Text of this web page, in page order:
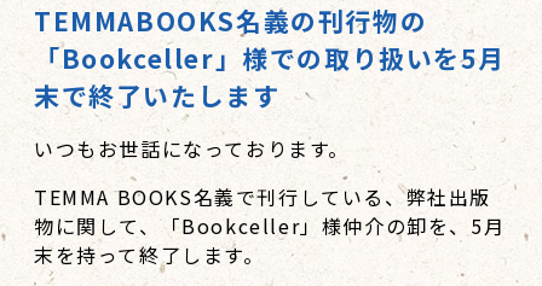
TEMMABOOKS名義の刊行物の
「Bookceller」様での取り扱いを5月
末で終了いたします
いつもお世話になっております。
TEMMA BOOKS名義で刊行している、弊社出版
物に関して、「Bookceller」様仲介の卸を、5月
末を持って終了します。